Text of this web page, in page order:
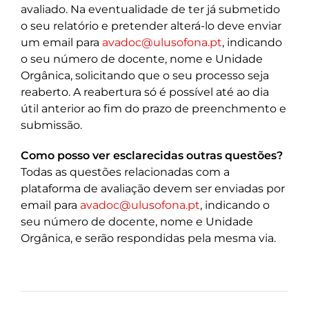
avaliado. Na eventualidade de ter já submetido
o seu relatório e pretender alterá-lo deve enviar
um email para avadoc@ulusofona.pt, indicando
o seu número de docente, nome e Unidade
Orgânica, solicitando que o seu processo seja
reaberto. A reabertura só é possível até ao dia
útil anterior ao fim do prazo de preenchmento e
submissão.
Como posso ver esclarecidas outras questões?
Todas as questões relacionadas com a
plataforma de avaliação devem ser enviadas por
email para avadoc@ulusofona.pt, indicando o
seu número de docente, nome e Unidade
Orgânica, e serão respondidas pela mesma via.